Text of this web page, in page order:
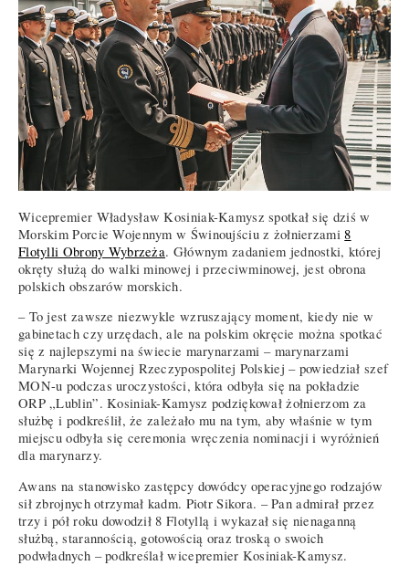
Wicepremier Władysław Kosiniak-Kamysz spotkał się dziś w
Morskim Porcie Wojennym w Świnoujściu z żołnierzami8
Flotylli Obrony Wybrzeża. Głównym zadaniem jednostki, której
okręty służą do walki minowej i przeciwminowej, jest obrona
polskich obszarów morskich.
– To jest zawsze niezwykle wzruszający moment, kiedy nie w
gabinetach czy urzędach, ale na polskim okręcie można spotkać
się z najlepszymi na świecie marynarzami – marynarzami
Marynarki Wojennej Rzeczypospolitej Polskiej – powiedział szef
MON-u podczas uroczystości, która odbyła się na pokładzie
ORP „Lublin”. Kosiniak-Kamysz podziękował żołnierzom za
służbę i podkreślił, że zależało mu na tym, aby właśnie w tym
miejscu odbyła się ceremonia wręczenia nominacji i wyróżnień
dla marynarzy.
Awans na stanowisko zastępcy dowódcy operacyjnego rodzajów
sił zbrojnych otrzymał kadm. Piotr Sikora. – Pan admirał przez
trzy i pół roku dowodził 8 Flotyllą i wykazał się nienaganną
służbą, starannością, gotowością oraz troską o swoich
podwładnych – podkreślał wicepremier Kosiniak-Kamysz.